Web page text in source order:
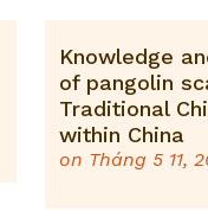
on Tháng 5 11,
Knowledge
of pangolin
Traditional
within China